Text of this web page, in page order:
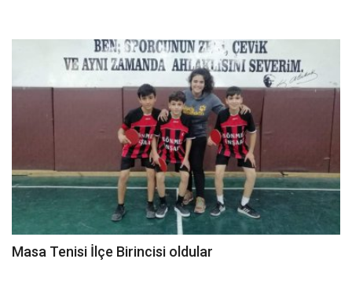
Masa Tenisi İlçe Birincisi oldular